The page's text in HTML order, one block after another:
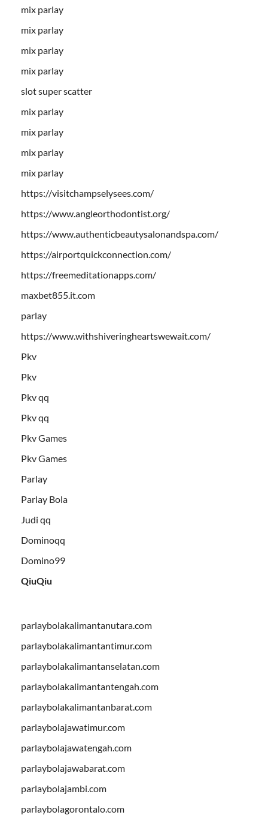
mix parlay
mix parlay
mix parlay
mix parlay
slot super scatter
mix parlay
mix parlay
mix parlay
mix parlay
https://visitchampselysees.com/
https://www.angleorthodontist.org/
https://www.authenticbeautysalonandspa.com/
https://airportquickconnection.com/
https://freemeditationapps.com/
maxbet855.it.com
parlay
https://www.withshiveringheartswewait.com/
Pkv
Pkv
Pkv qq
Pkv qq
Pkv Games
Pkv Games
Parlay
Parlay Bola
Judi qq
Dominoqq
Domino99
QiuQiu
parlaybolakalimantanutara.com
parlaybolakalimantantimur.com
parlaybolakalimantanselatan.com
parlaybolakalimantantengah.com
parlaybolakalimantanbarat.com
parlaybolajawatimur.com
parlaybolajawatengah.com
parlaybolajawabarat.com
parlaybolajambi.com
parlaybolagorontalo.com